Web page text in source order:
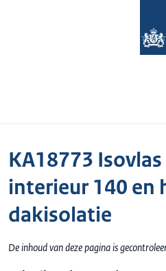
KA18773
interieur 140 en
dakisolatie
De inhoud van deze pagina is